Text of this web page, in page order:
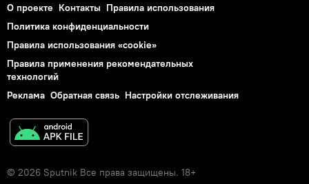
О проекте Контакты Правила использования
Политика конфиденциальности
Правила использования «cookie»
Правила применения рекомендательных
технологий
Реклама Обратная связь Настройки отслеживания
© 2026 Sputnik Все права защищены. 18+